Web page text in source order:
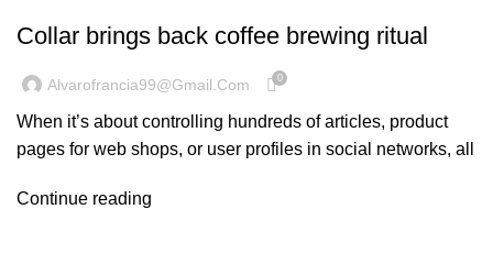
Collar brings back coffee brewing ritual
Alvarofrancia99@gmail.com 0
When it’s about controlling hundreds of articles, product
pages for web shops, or user profiles in social networks, all
Continue reading